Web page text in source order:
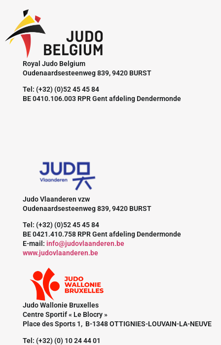
Royal Judo Belgium
Oudenaardsesteenweg 839, 9420 BURST
Tel: (+32) (0)52 45 45 84
BE 0410.106.003 RPR Gent afdeling Dendermonde
Judo Vlaanderen vzw
Oudenaardsesteenweg 839, 9420 BURST
Tel: (+32) (0)52 45 45 84
BE 0421.410.758 RPR Gent afdeling Dendermonde
E-mail: info@judovlaanderen.be
www.judovlaanderen.be
Judo Wallonie Bruxelles
Centre Sportif « Le Blocry »
Place des Sports 1, B-1348 OTTIGNIES-LOUVAIN-LA-NEUVE
Tel: (+32) (0) 10 24 44 01